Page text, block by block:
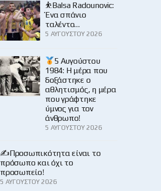
⛹️Balsa Radounovic:
Ένα σπάνιο
ταλέντο…
5 ΑΥΓΟΎΣΤΟΥ 2026
5 Αυγούστου
1984: Η μέρα που
δοξάστηκε ο
αθλητισμός, η μέρα
που γράφτηκε
ύμνος για τον
άνθρωπο!
5 ΑΥΓΟΎΣΤΟΥ 2026
✍️Προσωπικότητα είναι το
πρόσωπο και όχι το
προσωπείο!
5 ΑΥΓΟΎΣΤΟΥ 2026